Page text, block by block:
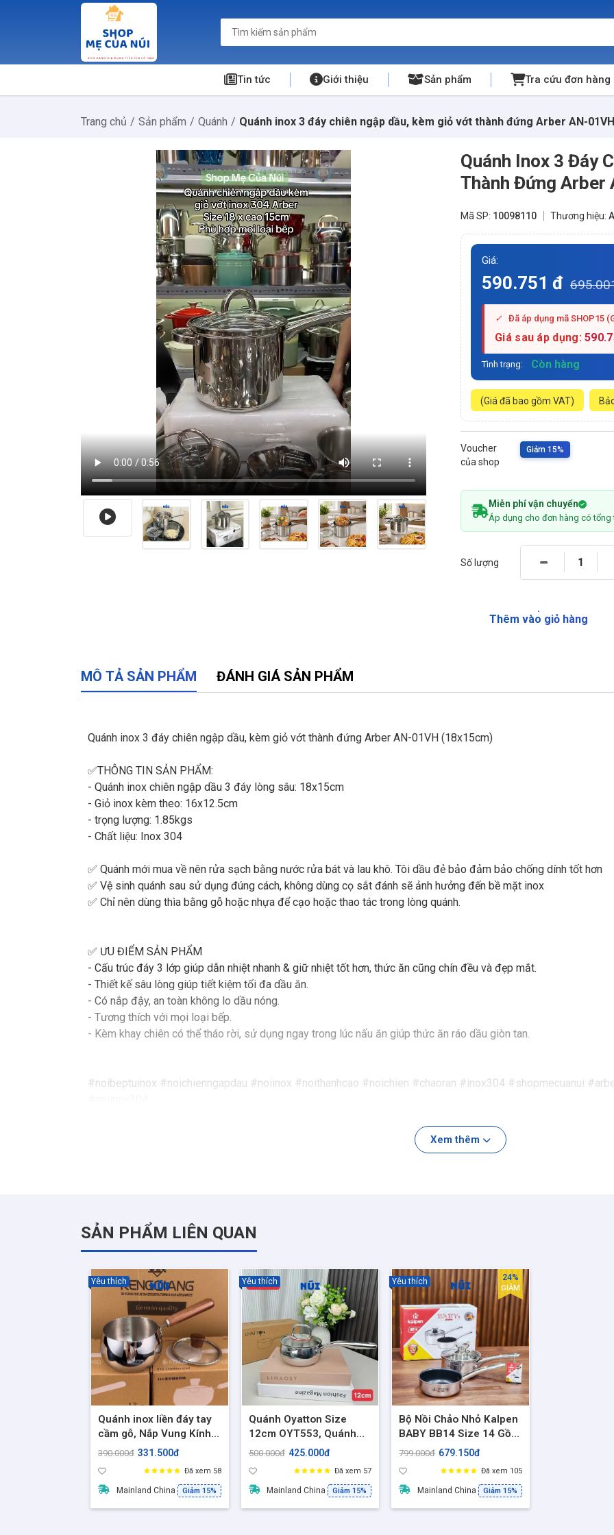
Tin tức Giới thiệu Sản phẩm Tra cứu đơn hàng
Trang chủ Sản phẩm Quánh Quánh inox 3 đáy chiên ngập dầu, kèm giỏ vớt thành đứng Arber AN-
Quánh Inox 3 Đáy
Thành Đứng Arber
Mã SP: 10098110 Thương hiệu:
Giá:
590.751 đ
✓ Đã áp dụng mã SHOP15
Giá sau áp dụng:
Tình trạng: Còn hàng
(Giá đã bao gồm VAT)
Voucher
của shop
Giảm 15%
Miễn phí vận chuyển
Áp dụng cho đơn hàng có tổng
Số lượng
Thêm vào giỏ hàng
MÔ TẢ SẢN PHẨM ĐÁNH GIÁ SẢN PHẨM
Quánh inox 3 đáy chiên ngập dầu, kèm giỏ vớt thành đứng Arber AN-01VH (18x15cm)
✅THÔNG TIN SẢN PHẨM:
- Quánh inox chiên ngập dầu 3 đáy lòng sâu: 18x15cm
- Giỏ inox kèm theo: 16x12.5cm
- trọng lượng: 1.85kgs
- Chất liệu: Inox 304
✅ Quánh mới mua về nên rửa sạch bằng nước rửa bát và lau khô. Tôi dầu đẻ bảo đảm bảo chống dính tốt hơn
✅ Vệ sinh quánh sau sử dụng đúng cách, không dùng cọ sắt đánh sẽ ảnh hưởng đến bề mặt inox
✅ Chỉ nên dùng thìa bằng gỗ hoặc nhựa để cạo hoặc thao tác trong lòng quánh.
✅ ƯU ĐIỂM SẢN PHẨM
- Cấu trúc đáy 3 lớp giúp dẫn nhiệt nhanh & giữ nhiệt tốt hơn, thức ăn cũng chín đều và đẹp mắt.
- Thiết kế sâu lòng giúp tiết kiệm tối đa dầu ăn.
- Có nắp đậy, an toàn không lo dầu nóng.
- Tương thích với mọi loại bếp.
- Kèm khay chiên có thể tháo rời, sử dụng ngay trong lúc nấu ăn giúp thức ăn ráo dầu giòn tan.
#noibeptuinox #noichienngapdau #noiinox #noithanhcao #noichien #chaoran #inox304 #shopmecuanui
Xem thêm
SẢN PHẨM LIÊN QUAN
Quánh inox liền đáy tay
cầm gỗ, Nắp Vung Kính
size 12cm, Dung tích
bột cho bé
390.000đ 331.500đ
Đã xem 58
Mainland China Giảm 15%
Yêu thích
Quánh Oyatton Size
12cm OYT553, Quánh
Bếp từ inox cao cấp nắp
quấy bột
500.000đ 425.000đ
Đã xem 57
Mainland China Giảm 15%
Yêu thích
Bộ Nồi Chảo Nhỏ Kalpen
BABY BB14 Size 14 Gồm
Quánh inox + Chảo
toàn cho bé, phù hợp
mọi loại bếp
799.000đ 679.150đ
Đã xem 105
Mainland China Giảm 15%
Yêu thích 24%
GIẢM